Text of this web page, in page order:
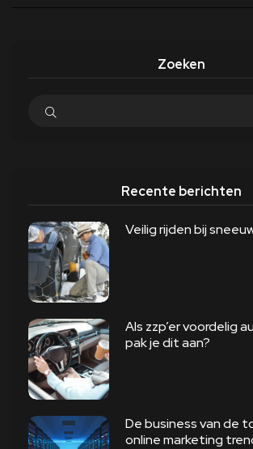
Zoeken
Recente berichten
Veilig rijden bij
Als zzp’er voordelig
pak je dit aan?
De business van de
online marketing